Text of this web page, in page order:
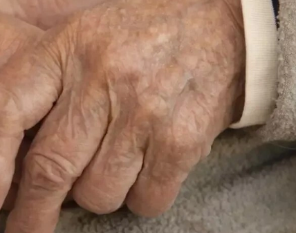
25-июн 2026, 11:04
Электрон обуна: ҳуқуқий
тез ва қулай йўл
23-июн 2026, 10:05
Хусусий боғчада 5 ой ишлаб
чиқиш мумкинми?